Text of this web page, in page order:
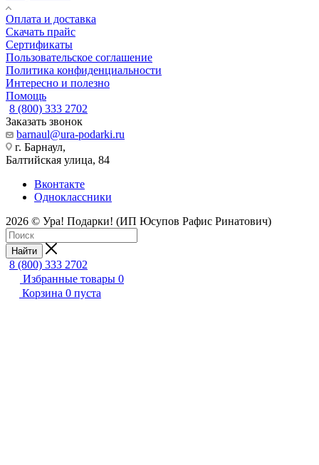
Оплата и доставка
Скачать прайс
Сертификаты
Пользовательское соглашение
Политика конфиденциальности
Интересно и полезно
Помощь
8 (800) 333 2702
Заказать звонок
barnaul@ura-podarki.ru
г. Барнаул,
Балтийская улица, 84
Вконтакте
Одноклассники
2026 © Ура! Подарки! (ИП Юсупов Рафис Ринатович)
Найти
8 (800) 333 2702
Избранные товары 0
Корзина 0 пуста